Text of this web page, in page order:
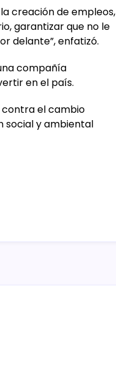
creación de empleos,
garantizar que no le
delante”, enfatizó.
compañía
en el país.
contra el cambio
social y ambiental